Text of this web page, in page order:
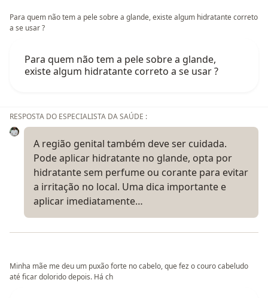
Para quem não tem a pele sobre a glande, existe algum hidratante correto
a se usar ?
Para quem não tem a pele sobre a glande,
existe algum hidratante correto a se usar ?
RESPOSTA DO ESPECIALISTA DA SAÚDE :
A região genital também deve ser cuidada.
Pode aplicar hidratante no glande, opta por
hidratante sem perfume ou corante para evitar
a irritação no local. Uma dica importante e
aplicar imediatamente…
Minha mãe me deu um puxão forte no cabelo, que fez o couro cabeludo
até ficar dolorido depois. Há ch